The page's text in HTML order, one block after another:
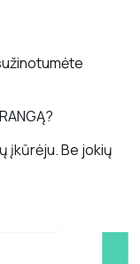
įkūrėju. Be jokių